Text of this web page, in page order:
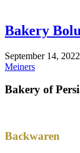
Bakery
September 14, 2022
Meiners
Bakery of
Backwaren